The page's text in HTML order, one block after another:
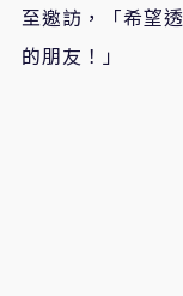
至邀訪，「希望
的朋友！」